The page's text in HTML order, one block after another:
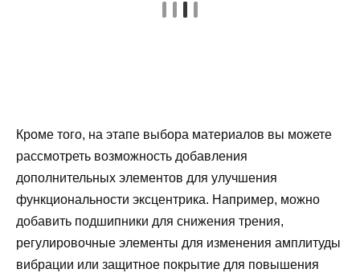
Кроме того, на этапе выбора материалов вы можете
рассмотреть возможность добавления
дополнительных элементов для улучшения
функциональности эксцентрика. Например, можно
добавить подшипники для снижения трения,
регулировочные элементы для изменения амплитуды
вибрации или защитное покрытие для повышения